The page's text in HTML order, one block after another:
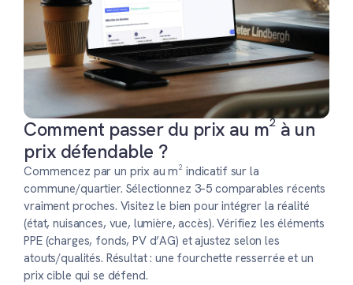
Comment passer du prix au m² à un
prix défendable ?
Commencez par un prix au m² indicatif sur la
commune/quartier. Sélectionnez 3–5 comparables récents
vraiment proches. Visitez le bien pour intégrer la réalité
(état, nuisances, vue, lumière, accès). Vérifiez les éléments
PPE (charges, fonds, PV d’AG) et ajustez selon les
atouts/qualités. Résultat : une fourchette resserrée et un
prix cible qui se défend.